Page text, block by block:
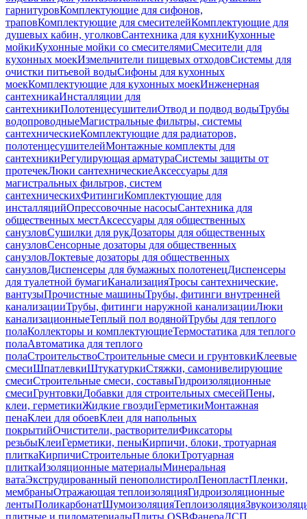
гарнитуровКомплектующие для сифонов,
траповКомплектующие для смесителейКомплектующие для
душевых кабин, уголковСантехника для кухниКухонные
мойкиКухонные мойки со смесителямиСмесители для
кухонных моекИзмельчители пищевых отходовСистемы для
очистки питьевой водыСифоны для кухонных
моекКомплектующие для кухонных моекИнженерная
сантехникаИнсталляции для
сантехникиПолотенцесушителиОтвод и подвод водыТрубы
водопроводныеМагистральные фильтры, системы
сантехническиеКомплектующие для радиаторов,
полотенцесушителейМонтажные комплекты для
сантехникиРегулирующая арматураСистемы защиты от
протечекЛюки сантехническиеАксессуары для
магистральных фильтров, систем
сантехническихФитингиКомплектующие для
инсталляцийОпрессовочные насосыСантехника для
общественных местАксессуары для общественных
санузловСушилки для рукДозаторы для общественных
санузловСенсорные дозаторы для общественных
санузловЛоктевые дозаторы для общественных
санузловДиспенсеры для бумажных полотенецДиспенсеры
для туалетной бумагиКанализацияТросы сантехнические,
вантузыПрочистные машиныТрубы, фитинги внутренней
канализацииТрубы, фитинги наружной канализацииЛюки
канализационныеТеплый пол водянойТрубы для теплого
полаКоллекторы и комплектующиеТермостатика для теплого
полаАвтоматика для теплого
полаСтроительствоСтроительные смеси и грунтовкиКлеевые
смесиШпатлевкиШтукатуркиСтяжки, самонивелирующие
смесиСтроительные смеси, составыГидроизоляционные
смесиГрунтовкиДобавки для строительных смесейПены,
клеи, герметикиЖидкие гвоздиГерметикиМонтажная
пенаКлеи для обоевКлеи для напольных
покрытийОчистители, растворителиФиксаторы
резьбыКлеиГерметики, пеныКирпичи, блоки, тротуарная
плиткаКирпичиСтроительные блокиТротуарная
плиткаИзоляционные материалыМинеральная
ватаЭкструдированный пенополистиролПенопластПленки,
мембраныОтражающая теплоизоляцияГидроизоляционные
лентыПоликарбонатШумоизоляцияТеплоизоляция
плитные и пиломатериалыПлиты OSBФанераДСП,